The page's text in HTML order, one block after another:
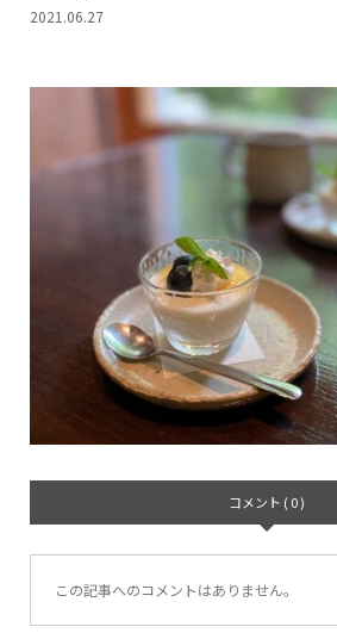
2021.06.27
コメント ( 0 )
この記事へのコメントはありません。